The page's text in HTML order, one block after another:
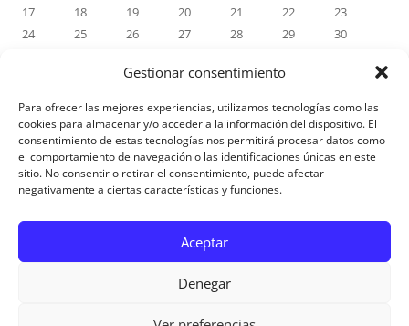
Gestionar consentimiento
Para ofrecer las mejores experiencias, utilizamos tecnologías como las
cookies para almacenar y/o acceder a la información del dispositivo. El
consentimiento de estas tecnologías nos permitirá procesar datos como
el comportamiento de navegación o las identificaciones únicas en este
sitio. No consentir o retirar el consentimiento, puede afectar
negativamente a ciertas características y funciones.
Aceptar
Denegar
17
18 19 20 21 22
23
24
25 26 27 28 29
30
COMENTÁRIOS RECENTES